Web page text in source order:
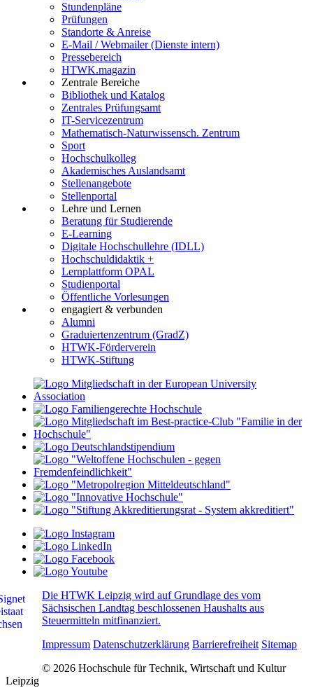
Stundenpläne
Prüfungen
Standorte & Anreise
E-Mail / Webmailer (Dienste intern)
Pressebereich
HTWK.magazin
Zentrale Bereiche
Bibliothek und Katalog
Zentrales Prüfungsamt
IT-Servicezentrum
Mathematisch-Naturwissensch. Zentrum
Sport
Hochschulkolleg
Akademisches Auslandsamt
Stellenangebote
Stellenportal
Lehre und Lernen
Beratung für Studierende
E-Learning
Digitale Hochschullehre (IDLL)
Hochschuldidaktik +
Lernplattform OPAL
Studienportal
Öffentliche Vorlesungen
engagiert & verbunden
Alumni
Graduiertenzentrum (GradZ)
HTWK-Förderverein
HTWK-Stiftung
Die HTWK Leipzig wird auf Grundlage des vom
Sächsischen Landtag beschlossenen Haushalts aus
Steuermitteln mitfinanziert.
Impressum Datenschutzerklärung Barrierefreiheit Sitemap
© 2026 Hochschule für Technik, Wirtschaft und Kultur
Leipzig